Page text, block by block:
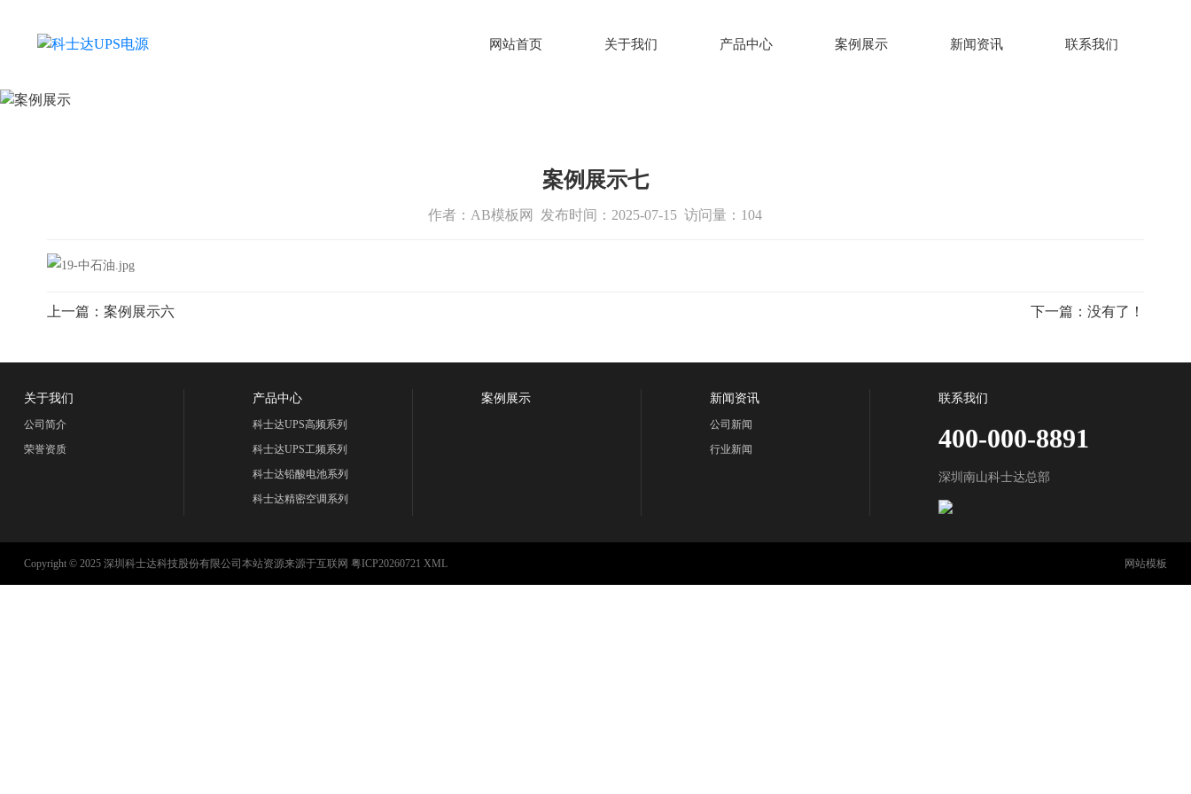
网站首页 关于我们 产品中心 案例展示 新闻资讯 联系我们
案例展示七
作者：AB模板网 发布时间：2025-07-15 访问量：104
上一篇： 案例展示六 下一篇：没有了！
关于我们
公司简介
荣誉资质
产品中心
科士达UPS高频系列
科士达UPS工频系列
科士达铅酸电池系列
科士达精密空调系列
案例展示 新闻资讯
公司新闻
行业新闻
联系我们
400-000-8891
深圳南山科士达总部
Copyright © 2025 深圳科士达科技股份有限公司本站资源来源于互联网 粤ICP20260721 XML 网站模板